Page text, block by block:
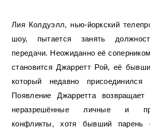
Лия Колдуэлл, нью-йоркский телепродюсер утреннего
шоу, пытается занять
передачи. Неожиданно её
становится Джарретт Рой, её
который недавно присоединился
Появление Джарретта
неразрешённые личные и
конфликты, хотя бывший парень